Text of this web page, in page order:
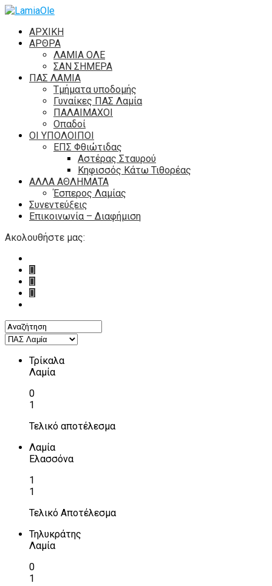
ΑΡΧΙΚΗ
ΑΡΘΡΑ
ΛΑΜΙΑ ΟΛΕ
ΣΑΝ ΣΗΜΕΡΑ
ΠΑΣ ΛΑΜΙΑ
Τμήματα υποδομής
Γυναίκες ΠΑΣ Λαμία
ΠΑΛΑΙΜΑΧΟΙ
Οπαδοί
ΟΙ ΥΠΟΛΟΙΠΟΙ
ΕΠΣ Φθιώτιδας
Αστέρας Σταυρού
Κηφισσός Κάτω Τιθορέας
ΑΛΛΑ ΑΘΛΗΜΑΤΑ
Έσπερος Λαμίας
Συνεντεύξεις
Επικοινωνία – Διαφήμιση
Ακολουθήστε μας:
Τρίκαλα
Λαμία
0
1
Τελικό αποτέλεσμα
Λαμία
Ελασσόνα
1
1
Τελικό Αποτέλεσμα
Τηλυκράτης
Λαμία
0
1